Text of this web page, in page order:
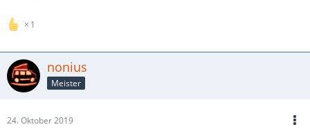
1
nonius
Meister
24. Oktober 2019